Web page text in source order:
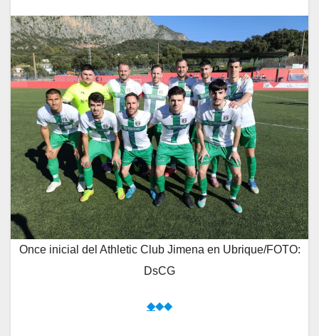
Once inicial del Athletic Club Jimena en Ubrique/FOTO:
DsCG
◆◆◆